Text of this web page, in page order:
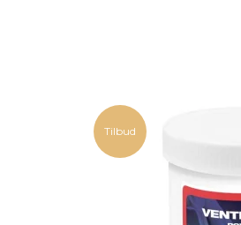
Tilbud